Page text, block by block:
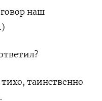
наш
.)
?
таинственно
.